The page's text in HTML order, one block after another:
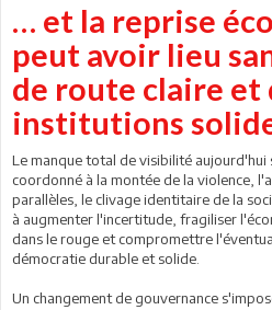
… et la reprise
peut avoir lieu
de route claire et
institutions
Le manque total de visibilité aujourd'hui
coordonné à la montée de la violence,
parallèles, le clivage identitaire de la
à augmenter l'incertitude, fragiliser
dans le rouge et compromettre
démocratie durable et solide.
Un changement de gouvernance